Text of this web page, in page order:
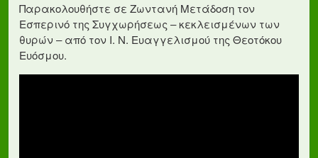
Παρακολουθήστε σε Ζωντανή Μετάδοση τον
Εσπερινό της Συγχωρήσεως – κεκλεισμένων των
θυρών – από τον Ι. Ν. Ευαγγελισμού της Θεοτόκου
Ευόσμου.